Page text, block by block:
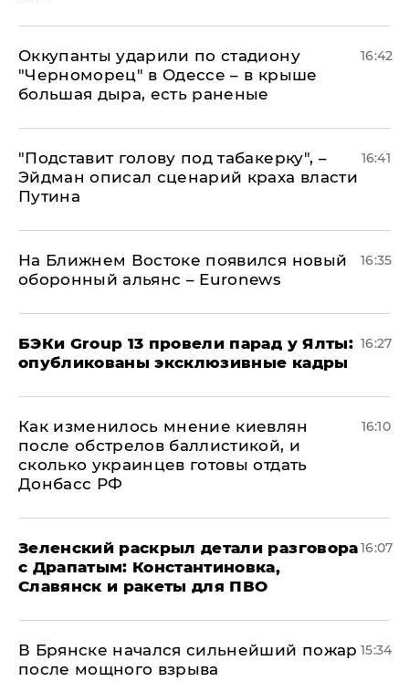
Оккупанты ударили по стадиону
"Черноморец" в Одессе – в крыше
большая дыра, есть раненые
16:42
​"Подставит голову под табакерку", –
Эйдман описал сценарий краха власти
Путина
16:41
На Ближнем Востоке появился новый
оборонный альянс – Euronews
16:35
​БЭКи Group 13 провели парад у Ялты:
опубликованы эксклюзивные кадры
16:27
Как изменилось мнение киевлян
после обстрелов баллистикой, и
сколько украинцев готовы отдать
Донбасс РФ
16:10
​Зеленский раскрыл детали разговора
с Драпатым: Константиновка,
Славянск и ракеты для ПВО
16:07
В Брянске начался сильнейший пожар
после мощного взрыва
15:34